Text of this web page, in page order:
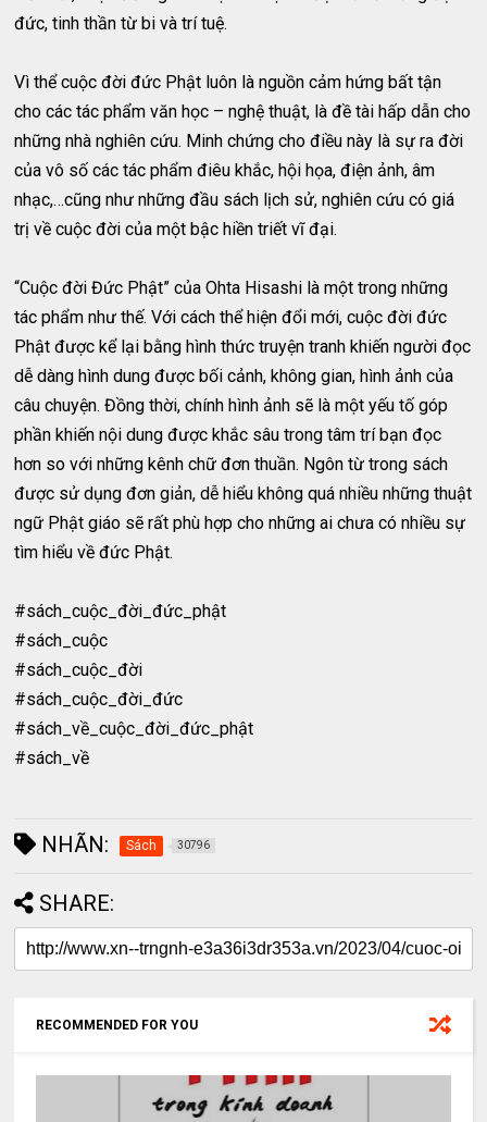
đức, tinh thần từ bi và trí tuệ.
Vì thể cuộc đời đức Phật luôn là nguồn cảm hứng bất tận
cho các tác phẩm văn học – nghệ thuật, là đề tài hấp dẫn cho
những nhà nghiên cứu. Minh chứng cho điều này là sự ra đời
của vô số các tác phẩm điêu khắc, hội họa, điện ảnh, âm
nhạc,…cũng như những đầu sách lịch sử, nghiên cứu có giá
trị về cuộc đời của một bậc hiền triết vĩ đại.
“Cuộc đời Đức Phật” của Ohta Hisashi là một trong những
tác phẩm như thế. Với cách thể hiện đổi mới, cuộc đời đức
Phật được kể lại bằng hình thức truyện tranh khiến người đọc
dễ dàng hình dung được bối cảnh, không gian, hình ảnh của
câu chuyện. Đồng thời, chính hình ảnh sẽ là một yếu tố góp
phần khiến nội dung được khắc sâu trong tâm trí bạn đọc
hơn so với những kênh chữ đơn thuần. Ngôn từ trong sách
được sử dụng đơn giản, dễ hiểu không quá nhiều những thuật
ngữ Phật giáo sẽ rất phù hợp cho những ai chưa có nhiều sự
tìm hiểu về đức Phật.
#sách_cuộc_đời_đức_phật
#sách_cuộc
#sách_cuộc_đời
#sách_cuộc_đời_đức
#sách_về_cuộc_đời_đức_phật
#sách_về
NHÃN: Sách 30796
SHARE:
RECOMMENDED FOR YOU